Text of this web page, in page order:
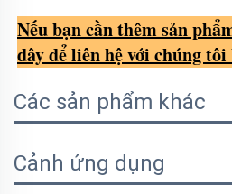
Nếu bạn cần thêm sản
đây để liên hệ với chúng
Các sản phẩm khác
Cảnh ứng dụng